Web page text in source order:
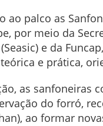
ao palco as
por meio da
e da
e prática,
as sanfoneiras
do forró,
ao formar